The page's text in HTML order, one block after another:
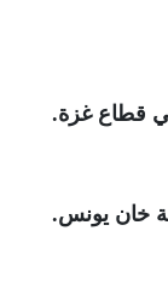
قطاع غزة.
خان يونس.